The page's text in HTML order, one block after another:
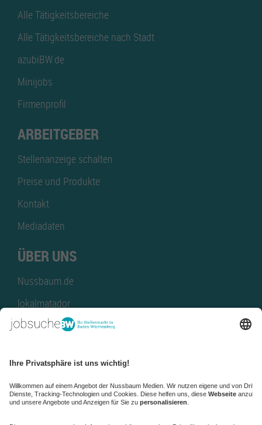
Alle Tätigkeitsbereiche
Alle Tätigkeitsbereiche nach Stadt
azubiBW.de
Minijobs
Firmenprofil
ARBEITGEBER
Stellenanzeige schalten
Preise und Produkte
Kontakt
Mediadaten
ÜBER UNS
Nussbaum.de
lokalmatador
kaufinBW
NussbaumID
Nussbaum Medien